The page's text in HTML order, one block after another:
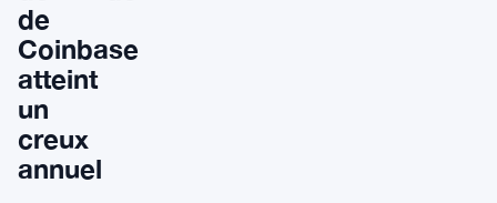
de
Coinbase
atteint
un
creux
annuel